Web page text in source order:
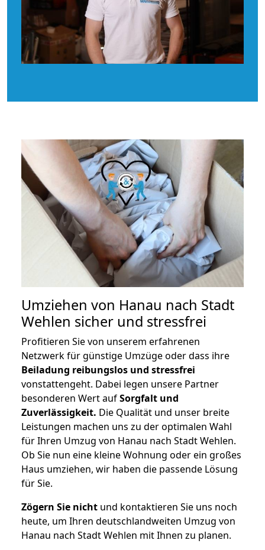
Umziehen von Hanau nach Stadt
Wehlen sicher und stressfrei
Profitieren Sie von unserem erfahrenen
Netzwerk für günstige Umzüge oder dass ihre
Beiladung reibungslos und stressfrei
vonstattengeht. Dabei legen unsere Partner
besonderen Wert aufSorgfalt und
Zuverlässigkeit. Die Qualität und unser breite
Leistungen machen uns zu der optimalen Wahl
für Ihren Umzug von Hanau nach Stadt Wehlen.
Ob Sie nun eine kleine Wohnung oder ein großes
Haus umziehen, wir haben die passende Lösung
für Sie.
Zögern Sie nicht und kontaktieren Sie uns noch
heute, um Ihren deutschlandweiten Umzug von
Hanau nach Stadt Wehlen mit Ihnen zu planen.